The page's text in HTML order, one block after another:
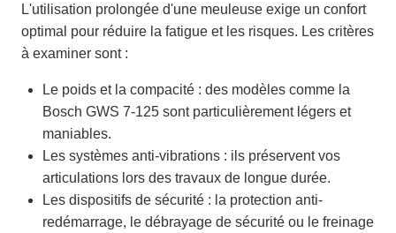
L'utilisation prolongée d'une meuleuse exige un confort
optimal pour réduire la fatigue et les risques. Les critères
à examiner sont :
Le poids et la compacité : des modèles comme la
Bosch GWS 7-125 sont particulièrement légers et
maniables.
Les systèmes anti-vibrations : ils préservent vos
articulations lors des travaux de longue durée.
Les dispositifs de sécurité : la protection anti-
redémarrage, le débrayage de sécurité ou le freinage